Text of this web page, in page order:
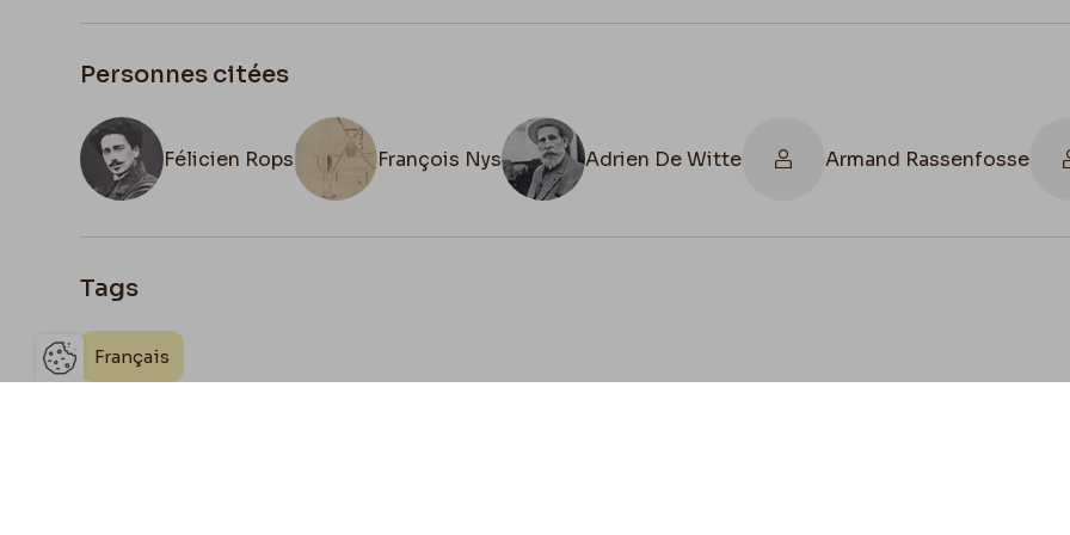
Personnes citées
Félicien Rops François Nys Adrien De Witte Armand Rassenfosse
Tags
Français
Ouvrir la barre de gestion des cookies